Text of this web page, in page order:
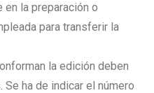
en la preparación o
para transferir la
la edición deben
ha de indicar el número